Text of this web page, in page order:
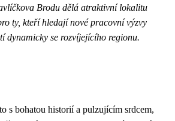
Brodu dělá atraktivní lokalitu
ty, kteří hledají nové pracovní výzvy
dynamicky se rozvíjejícího regionu.
s bohatou historií a pulzujícím srdcem,